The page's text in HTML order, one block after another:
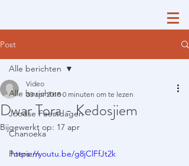
Post
Alle berichten
Joodse Feestdagen
Chanoeka
Poeriem
Alle berichten
Dwar Tora - Kedosjiem
Video
30 apr 2018 0 minuten om te lezen
Bijgewerkt op: 17 apr
https://youtu.be/g8jClFfJt2k